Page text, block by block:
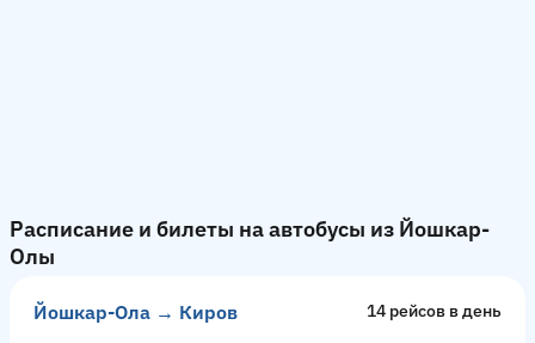
Расписание и билеты на автобусы из Йошкар-
Олы
Йошкар-Ола → Киров 14 рейсов в день